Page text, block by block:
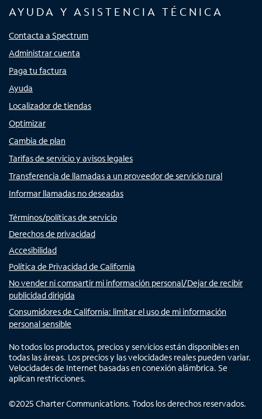
AYUDA Y ASISTENCIA TÉCNICA
Contacta a Spectrum
Administrar cuenta
Paga tu factura
Ayuda
Localizador de tiendas
Optimizar
Cambia de plan
Tarifas de servicio y avisos legales
Transferencia de llamadas a un proveedor de servicio rural
Informar llamadas no deseadas
Términos/políticas de servicio
Derechos de privacidad
Accesibilidad
Política de Privacidad de California
No vender ni compartir mi información personal/Dejar de recibir
publicidad dirigida
Consumidores de California: limitar el uso de mi información
personal sensible
No todos los productos, precios y servicios están disponibles en
todas las áreas. Los precios y las velocidades reales pueden variar.
Velocidades de Internet basadas en conexión alámbrica. Se
aplican restricciones.
©2025 Charter Communications. Todos los derechos reservados.